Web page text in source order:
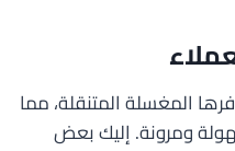
المغسلة المتنقلة، مما
ومرونة. إليك بعض